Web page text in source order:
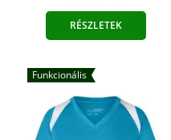
RÉSZLETEK
Funkcionális